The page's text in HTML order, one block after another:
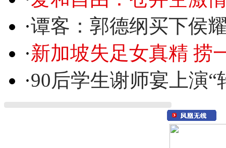
·谭客：郭德纲买下侯
·新加坡失足女真精 捞
·90后学生谢师宴上演“